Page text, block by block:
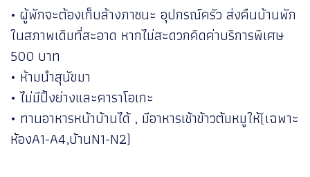
• ผู้พักจะต้องเก็บล้างภาชนะ อุปกรณ์ครัว ส่งคืนบ้านพัก
ในสภาพเดิมที่สะอาด หากไม่สะดวกคิดค่าบริการพิเศษ
500 บาท
• ห้ามนำสุนัขมา
• ไม่มีปิ้งย่างและคาราโอเกะ
• ทานอาหารหน้าบ้านได้ , มีอาหารเช้าข้าวต้มหมูให้(เฉพาะ
ห้องA1-A4,บ้านN1-N2)